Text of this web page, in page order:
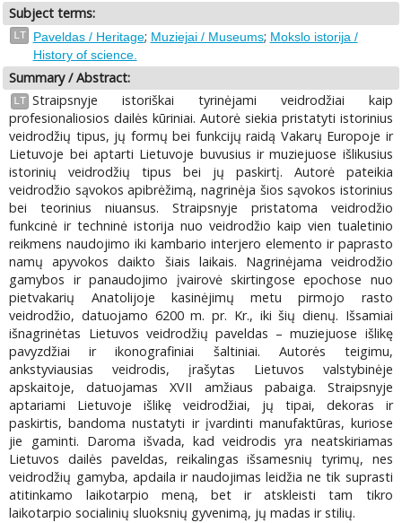
Subject terms:
LT Paveldas / Heritage; Muziejai / Museums; Mokslo istorija /
History of science.
Summary / Abstract:
LT Straipsnyje istoriškai tyrinėjami veidrodžiai kaip
profesionaliosios dailės kūriniai. Autorė siekia pristatyti istorinius
veidrodžių tipus, jų formų bei funkcijų raidą Vakarų Europoje ir
Lietuvoje bei aptarti Lietuvoje buvusius ir muziejuose išlikusius
istorinių veidrodžių tipus bei jų paskirtį. Autorė pateikia
veidrodžio sąvokos apibrėžimą, nagrinėja šios sąvokos istorinius
bei teorinius niuansus. Straipsnyje pristatoma veidrodžio
funkcinė ir techninė istorija nuo veidrodžio kaip vien tualetinio
reikmens naudojimo iki kambario interjero elemento ir paprasto
namų apyvokos daikto šiais laikais. Nagrinėjama veidrodžio
gamybos ir panaudojimo įvairovė skirtingose epochose nuo
pietvakarių Anatolijoje kasinėjimų metu pirmojo rasto
veidrodžio, datuojamo 6200 m. pr. Kr., iki šių dienų. Išsamiai
išnagrinėtas Lietuvos veidrodžių paveldas – muziejuose išlikę
pavyzdžiai ir ikonografiniai šaltiniai. Autorės teigimu,
ankstyviausias veidrodis, įrašytas Lietuvos valstybinėje
apskaitoje, datuojamas XVII amžiaus pabaiga. Straipsnyje
aptariami Lietuvoje išlikę veidrodžiai, jų tipai, dekoras ir
paskirtis, bandoma nustatyti ir įvardinti manufaktūras, kuriose
jie gaminti. Daroma išvada, kad veidrodis yra neatskiriamas
Lietuvos dailės paveldas, reikalingas išsamesnių tyrimų, nes
veidrodžių gamyba, apdaila ir naudojimas leidžia ne tik suprasti
atitinkamo laikotarpio meną, bet ir atskleisti tam tikro
laikotarpio socialinių sluoksnių gyvenimą, jų madas ir stilių.